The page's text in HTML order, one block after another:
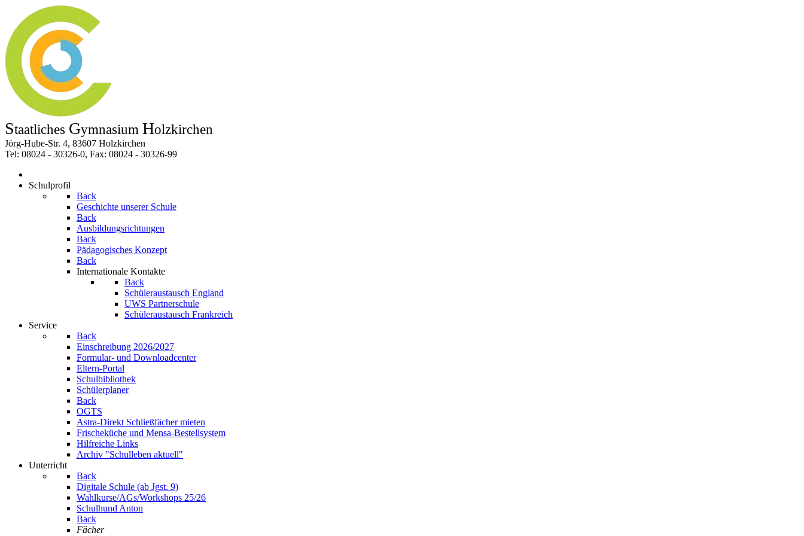
Staatliches Gymnasium Holzkirchen
Jörg-Hube-Str. 4, 83607 Holzkirchen
Tel: 08024 - 30326-0, Fax: 08024 - 30326-99
Schulprofil
Back
Geschichte unserer Schule
Back
Ausbildungsrichtungen
Back
Pädagogisches Konzept
Back
Internationale Kontakte
Back
Schüleraustausch England
UWS Partnerschule
Schüleraustausch Frankreich
Service
Back
Einschreibung 2026/2027
Formular- und Downloadcenter
Eltern-Portal
Schulbibliothek
Schülerplaner
Back
OGTS
Astra-Direkt Schließfächer mieten
Frischeküche und Mensa-Bestellsystem
Hilfreiche Links
Archiv "Schulleben aktuell"
Unterricht
Back
Digitale Schule (ab Jgst. 9)
Wahlkurse/AGs/Workshops 25/26
Schulhund Anton
Back
Fächer